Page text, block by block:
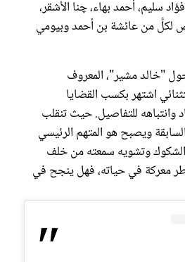
سليم، أحمد بهاء، چنا الأشقر،
لكلًّ من عائشة بن أحمد وبيومي
"خالد مشير"، المعروف
اشتهر بكسب القضايا
وانتباهه للتفاصيل. حيث تنقلب
ويصبح هو المتهم الرئيسي
وتشويه سمعته من خلف
معركة في حياته، فهل ينجح في